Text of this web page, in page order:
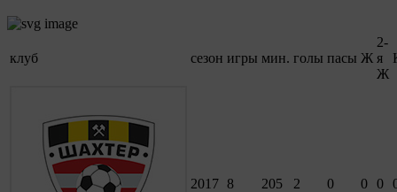
клуб сезон игры мин. голы пасы Ж
2-
я
Ж
2017 8 205 2 0 0 0